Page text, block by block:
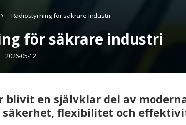
Radiostyrning för säkrare industri
för säkrare industri
2026-05-12
blivit en självklar del av
flexibilitet och